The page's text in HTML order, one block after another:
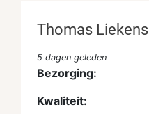
Thomas Liekens
5 dagen geleden
Bezorging:
Kwaliteit: